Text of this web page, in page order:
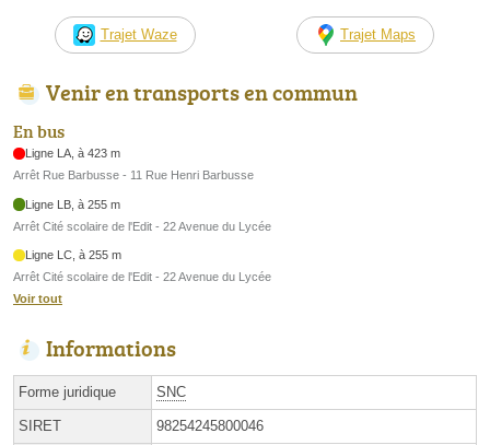
Trajet Waze Trajet Maps
Venir en transports en commun
En bus
Ligne LA, à 423 m
Arrêt Rue Barbusse - 11 Rue Henri Barbusse
Ligne LB, à 255 m
Arrêt Cité scolaire de l'Edit - 22 Avenue du Lycée
Ligne LC, à 255 m
Arrêt Cité scolaire de l'Edit - 22 Avenue du Lycée
Voir tout
Informations
Forme juridique SNC
SIRET 98254245800046